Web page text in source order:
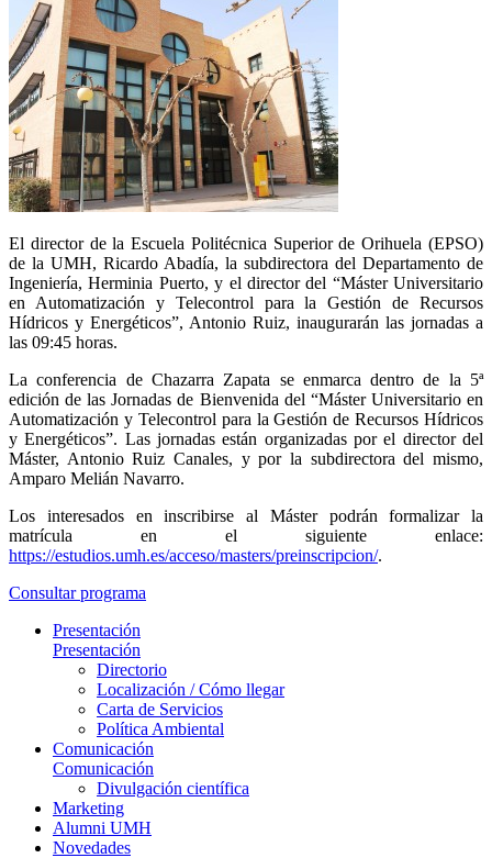
El director de la Escuela Politécnica Superior de Orihuela (EPSO)
de la UMH, Ricardo Abadía, la subdirectora del Departamento de
Ingeniería, Herminia Puerto, y el director del “Máster Universitario
en Automatización y Telecontrol para la Gestión de Recursos
Hídricos y Energéticos”, Antonio Ruiz, inaugurarán las jornadas a
las 09:45 horas.
La conferencia de Chazarra Zapata se enmarca dentro de la 5ª
edición de las Jornadas de Bienvenida del “Máster Universitario en
Automatización y Telecontrol para la Gestión de Recursos Hídricos
y Energéticos”. Las jornadas están organizadas por el director del
Máster, Antonio Ruiz Canales, y por la subdirectora del mismo,
Amparo Melián Navarro.
Los interesados en inscribirse al Máster podrán formalizar la
matrícula en el siguiente enlace:
https://estudios.umh.es/acceso/masters/preinscripcion/.
Consultar programa
Presentación
Presentación
Directorio
Localización / Cómo llegar
Carta de Servicios
Política Ambiental
Comunicación
Comunicación
Divulgación científica
Marketing
Alumni UMH
Novedades